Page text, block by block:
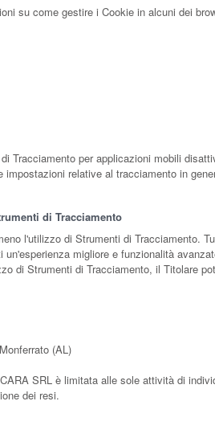
su come gestire i Cookie in alcuni dei
Tracciamento per applicazioni mobili
relative al tracciamento in
di Tracciamento
l'utilizzo di Strumenti di Tracciamento.
migliore e funzionalità
di Strumenti di Tracciamento, il Titolare
(AL)
SRL è limitata alle sole attività di
dei resi.